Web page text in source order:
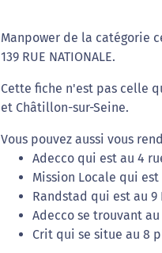
Manpower de la catégorie
139 RUE NATIONALE.
Cette fiche n'est pas celle
et Châtillon-sur-Seine.
Vous pouvez aussi vous
Adecco qui est au 4
Mission Locale qui est
Randstad qui est au 9
Adecco se trouvant
Crit qui se situe au 8